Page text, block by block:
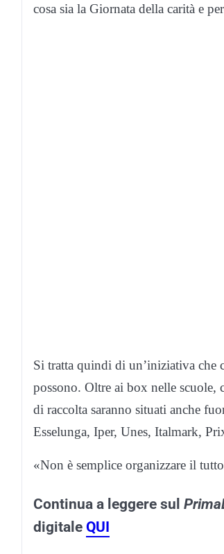
cosa sia la Giornata della carità e
Si tratta quindi di un’iniziativa che
possono. Oltre ai box nelle scuole,
di raccolta saranno situati anche
Esselunga, Iper, Unes, Italmark,
«Non è semplice organizzare il
Continua a leggere sul
digitale QUI